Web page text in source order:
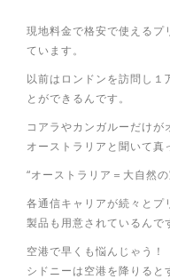
現地料金で格安で使える
ています。
以前はロンドンを訪問し
とができるんです。
コアラやカンガルーだけが
オーストラリアと聞いて
“オーストラリア＝大自然
各通信キャリアが続々と
製品も用意されているんで
空港で早くも悩んじゃう
シドニーは空港を降りる